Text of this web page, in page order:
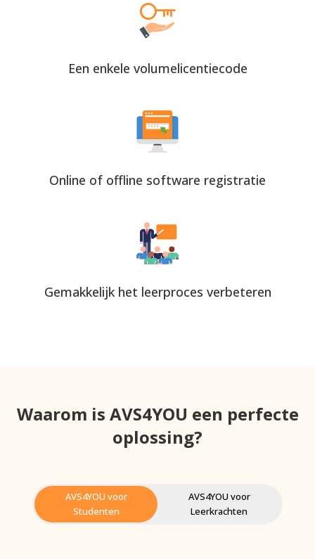
Een enkele volumelicentiecode
Online of offline software registratie
Gemakkelijk het leerproces verbeteren
Waarom is AVS4YOU een perfecte
oplossing?
AVS4YOU voor
Studenten
AVS4YOU voor
Leerkrachten